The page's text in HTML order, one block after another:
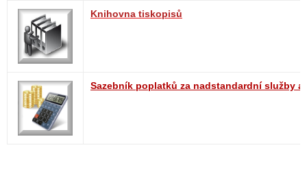
Knihovna tiskopisů
Sazebník poplatků za nadstandardní služby a